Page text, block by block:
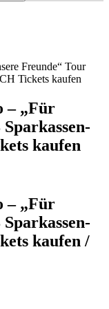
Freunde“ Tour
Tickets kaufen
– „Für
kaufen
– „Für
kaufen /